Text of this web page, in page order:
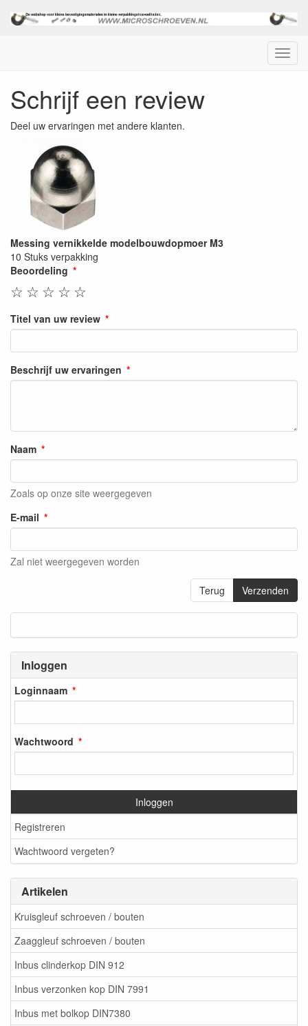
Menu
Inloggen
Loginnaam
Wachtwoord
Inloggen
Registreren
Wachtwoord vergeten?
Artikelen
Kruisgleuf schroeven / bouten
Zaaggleuf schroeven / bouten
Inbus clinderkop DIN 912
Inbus verzonken kop DIN 7991
Inbus met bolkop DIN7380
Schrijf een review
Deel uw ervaringen met andere klanten.
Messing vernikkelde modelbouwdopmoer M3
10 Stuks verpakking
Beoordeling
☆
☆
☆
☆
☆
Titel van uw review
Beschrijf uw ervaringen
Naam
Zoals op onze site weergegeven
E-mail
Zal niet weergegeven worden
Terug Verzenden